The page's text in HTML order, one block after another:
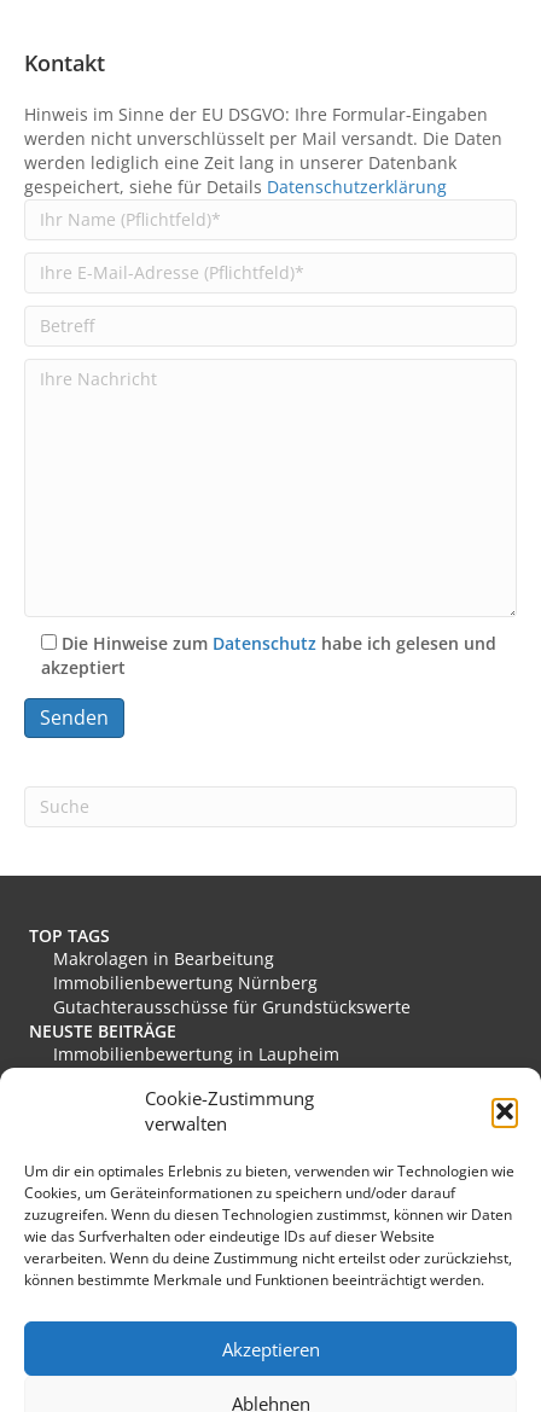
Cookie-Zustimmung
verwalten
Um dir ein optimales Erlebnis zu bieten, verwenden wir Technologien wie
Cookies, um Geräteinformationen zu speichern und/oder darauf
zuzugreifen. Wenn du diesen Technologien zustimmst, können wir Daten
wie das Surfverhalten oder eindeutige IDs auf dieser Website
verarbeiten. Wenn du deine Zustimmung nicht erteilst oder zurückziehst,
können bestimmte Merkmale und Funktionen beeinträchtigt werden.
Akzeptieren
Ablehnen
Kontakt
Hinweis im Sinne der EU DSGVO: Ihre Formular-Eingaben
werden nicht unverschlüsselt per Mail versandt. Die Daten
werden lediglich eine Zeit lang in unserer Datenbank
gespeichert, siehe für Details Datenschutzerklärung
Die Hinweise zum Datenschutz habe ich gelesen und
akzeptiert
l
e
n
tTOP TAGS
Makrolagen in Bearbeitung
Immobilienbewertung Nürnberg
Gutachterausschüsse für Grundstückswerte
NEUSTE BEITRÄGE
Immobilienbewertung in Laupheim
Immobilienbewertung in Edewecht
Immobilienbewertung in Stadthagen
Immobilienbewertung in Eislingen/Fils
MEINE FAVORITEN
Verkehrswert
Grundstücksmarkt Deutschland
Immobilienmarkt Duisburg
Immobilienmarkt Hückeswagen
Kopfbild: lichtkunst.73 / pixelio.de